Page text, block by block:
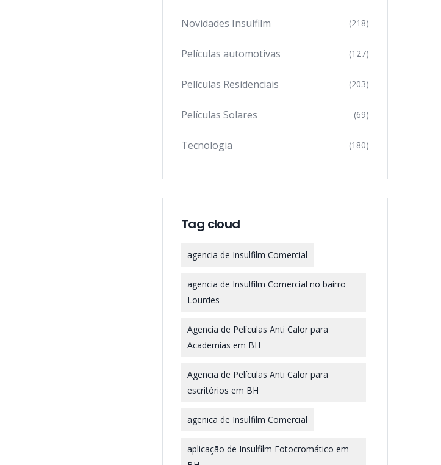
Novidades Insulfilm (218)
Películas automotivas (127)
Películas Residenciais (203)
Películas Solares (69)
Tecnologia (180)
Tag cloud
agencia de Insulfilm Comercial
agencia de Insulfilm Comercial no bairro
Lourdes
Agencia de Películas Anti Calor para
Academias em BH
Agencia de Películas Anti Calor para
escritórios em BH
agenica de Insulfilm Comercial
aplicação de Insulfilm Fotocromático em